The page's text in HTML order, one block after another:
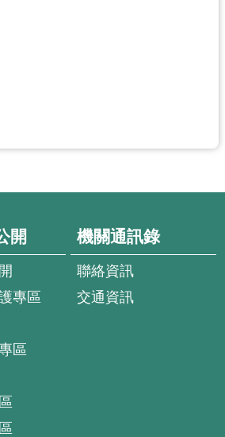
開
專區
區
機關通訊錄
聯絡資訊
交通資訊